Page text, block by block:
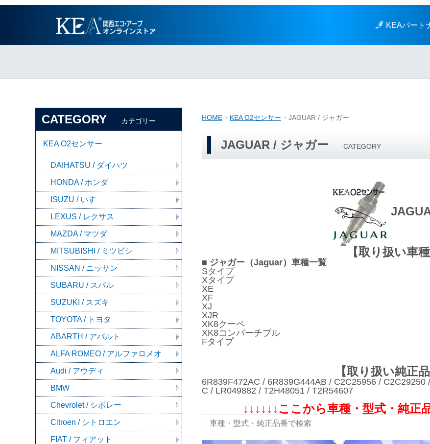
KEAパート
HOME KEA O2センサー JAGUAR / ジャガー
JAGUAR / ジャガー CATEGORY
【取り扱い車
■ ジャガー（Jaguar）車種一覧
Sタイプ
Xタイプ
XE
XF
XJ
XJR
XK8クーペ
XK8コンバーチブル
Fタイプ
【取り扱い純正
6R839F472AC / 6R839G444AB / C2C25956 /
C / LR049882 / T2H48051 / T2R54607
↓↓↓↓↓↓ここから車種・型式・純正
CATEGORY カテゴリー
KEA O2センサー
DAIHATSU / ダイハツ
HONDA / ホンダ
ISUZU / いすゞ
LEXUS / レクサス
MAZDA / マツダ
MITSUBISHI / ミツビシ
NISSAN / ニッサン
SUBARU / スバル
SUZUKI / スズキ
TOYOTA / トヨタ
ABARTH / アバルト
ALFA ROMEO / アルファロメオ
Audi / アウディ
BMW
Chevrolet / シボレー
Citroen / シトロエン
FIAT / フィアット